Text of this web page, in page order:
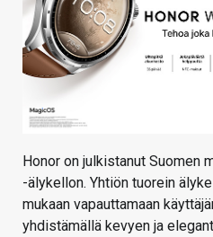
HAKU
Honor on julkistanut Suomen
-älykellon. Yhtiön tuorein
mukaan vapauttamaan
yhdistämällä kevyen ja